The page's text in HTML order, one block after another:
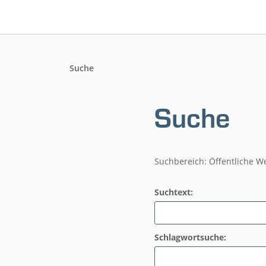
Suche
Suche
Suchbereich: Öffentliche
Suchtext:
Schlagwortsuche: